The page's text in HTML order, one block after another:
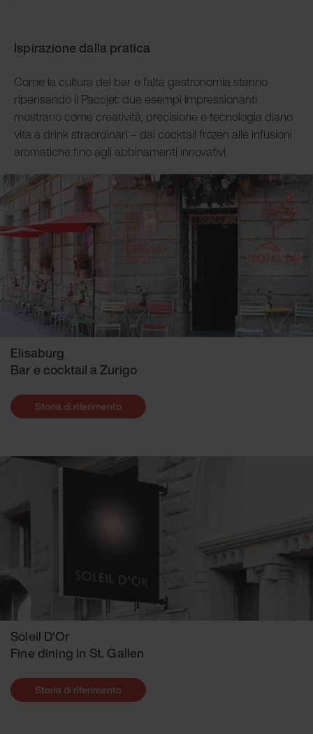
Ispirazione dalla pratica
Come la cultura del bar e l’alta gastronomia stanno
ripensando il Pacojet: due esempi impressionanti
mostrano come creatività, precisione e tecnologia diano
vita a drink straordinari – dai cocktail frozen alle infusioni
aromatiche fino agli abbinamenti innovativi.
Elisaburg
Bar e cocktail a Zurigo
Storia di riferimento
Soleil D'Or
Fine dining in St. Gallen
Storia di riferimento